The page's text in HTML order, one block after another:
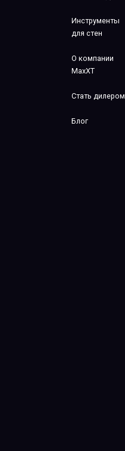
Инструменты
для стен
О компании
MaxXT
Стать дилером
Блог